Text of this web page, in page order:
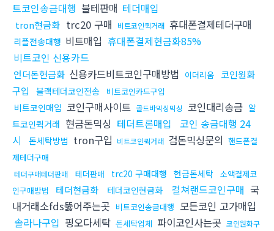
트코인송금대행 블테판매 테더매입
tron현금화 trc20 구매 비트코인퀵거래 휴대폰결제테더구매
리플전송대행 비트매입 휴대폰결제현금화85%
비트코인 신용카드
언더돈현금화 신용카드비트코인구매방법 이더리움
코인원화
구입
블랙테더코인전송 비트코인카드구입
비트코인매입 코인구매사이트 골드바믹싱믹싱 코인대리송금 알
트코인퀵거래 현금돈믹싱 테더트론매입
코인 송금대행 24
시
돈세탁방법 tron구입 비트코인퀵거래 검돈믹싱문의 핸드폰결
제테더구매
테더구매테더판매 테더판매 trc20 구매대행 현금돈세탁
소액결제코
인구매방법
테더현금화 테더코인현금화 컬쳐랜드코인구매 국
내거래소fds뚫어주는곳 비트코인송금대행 모든코인 고가매입
솔라나구입 핑오다세탁 돈세탁업체 파이코인사는곳 코인원화구